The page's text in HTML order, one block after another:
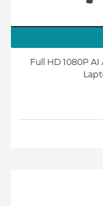
Full HD 1080P